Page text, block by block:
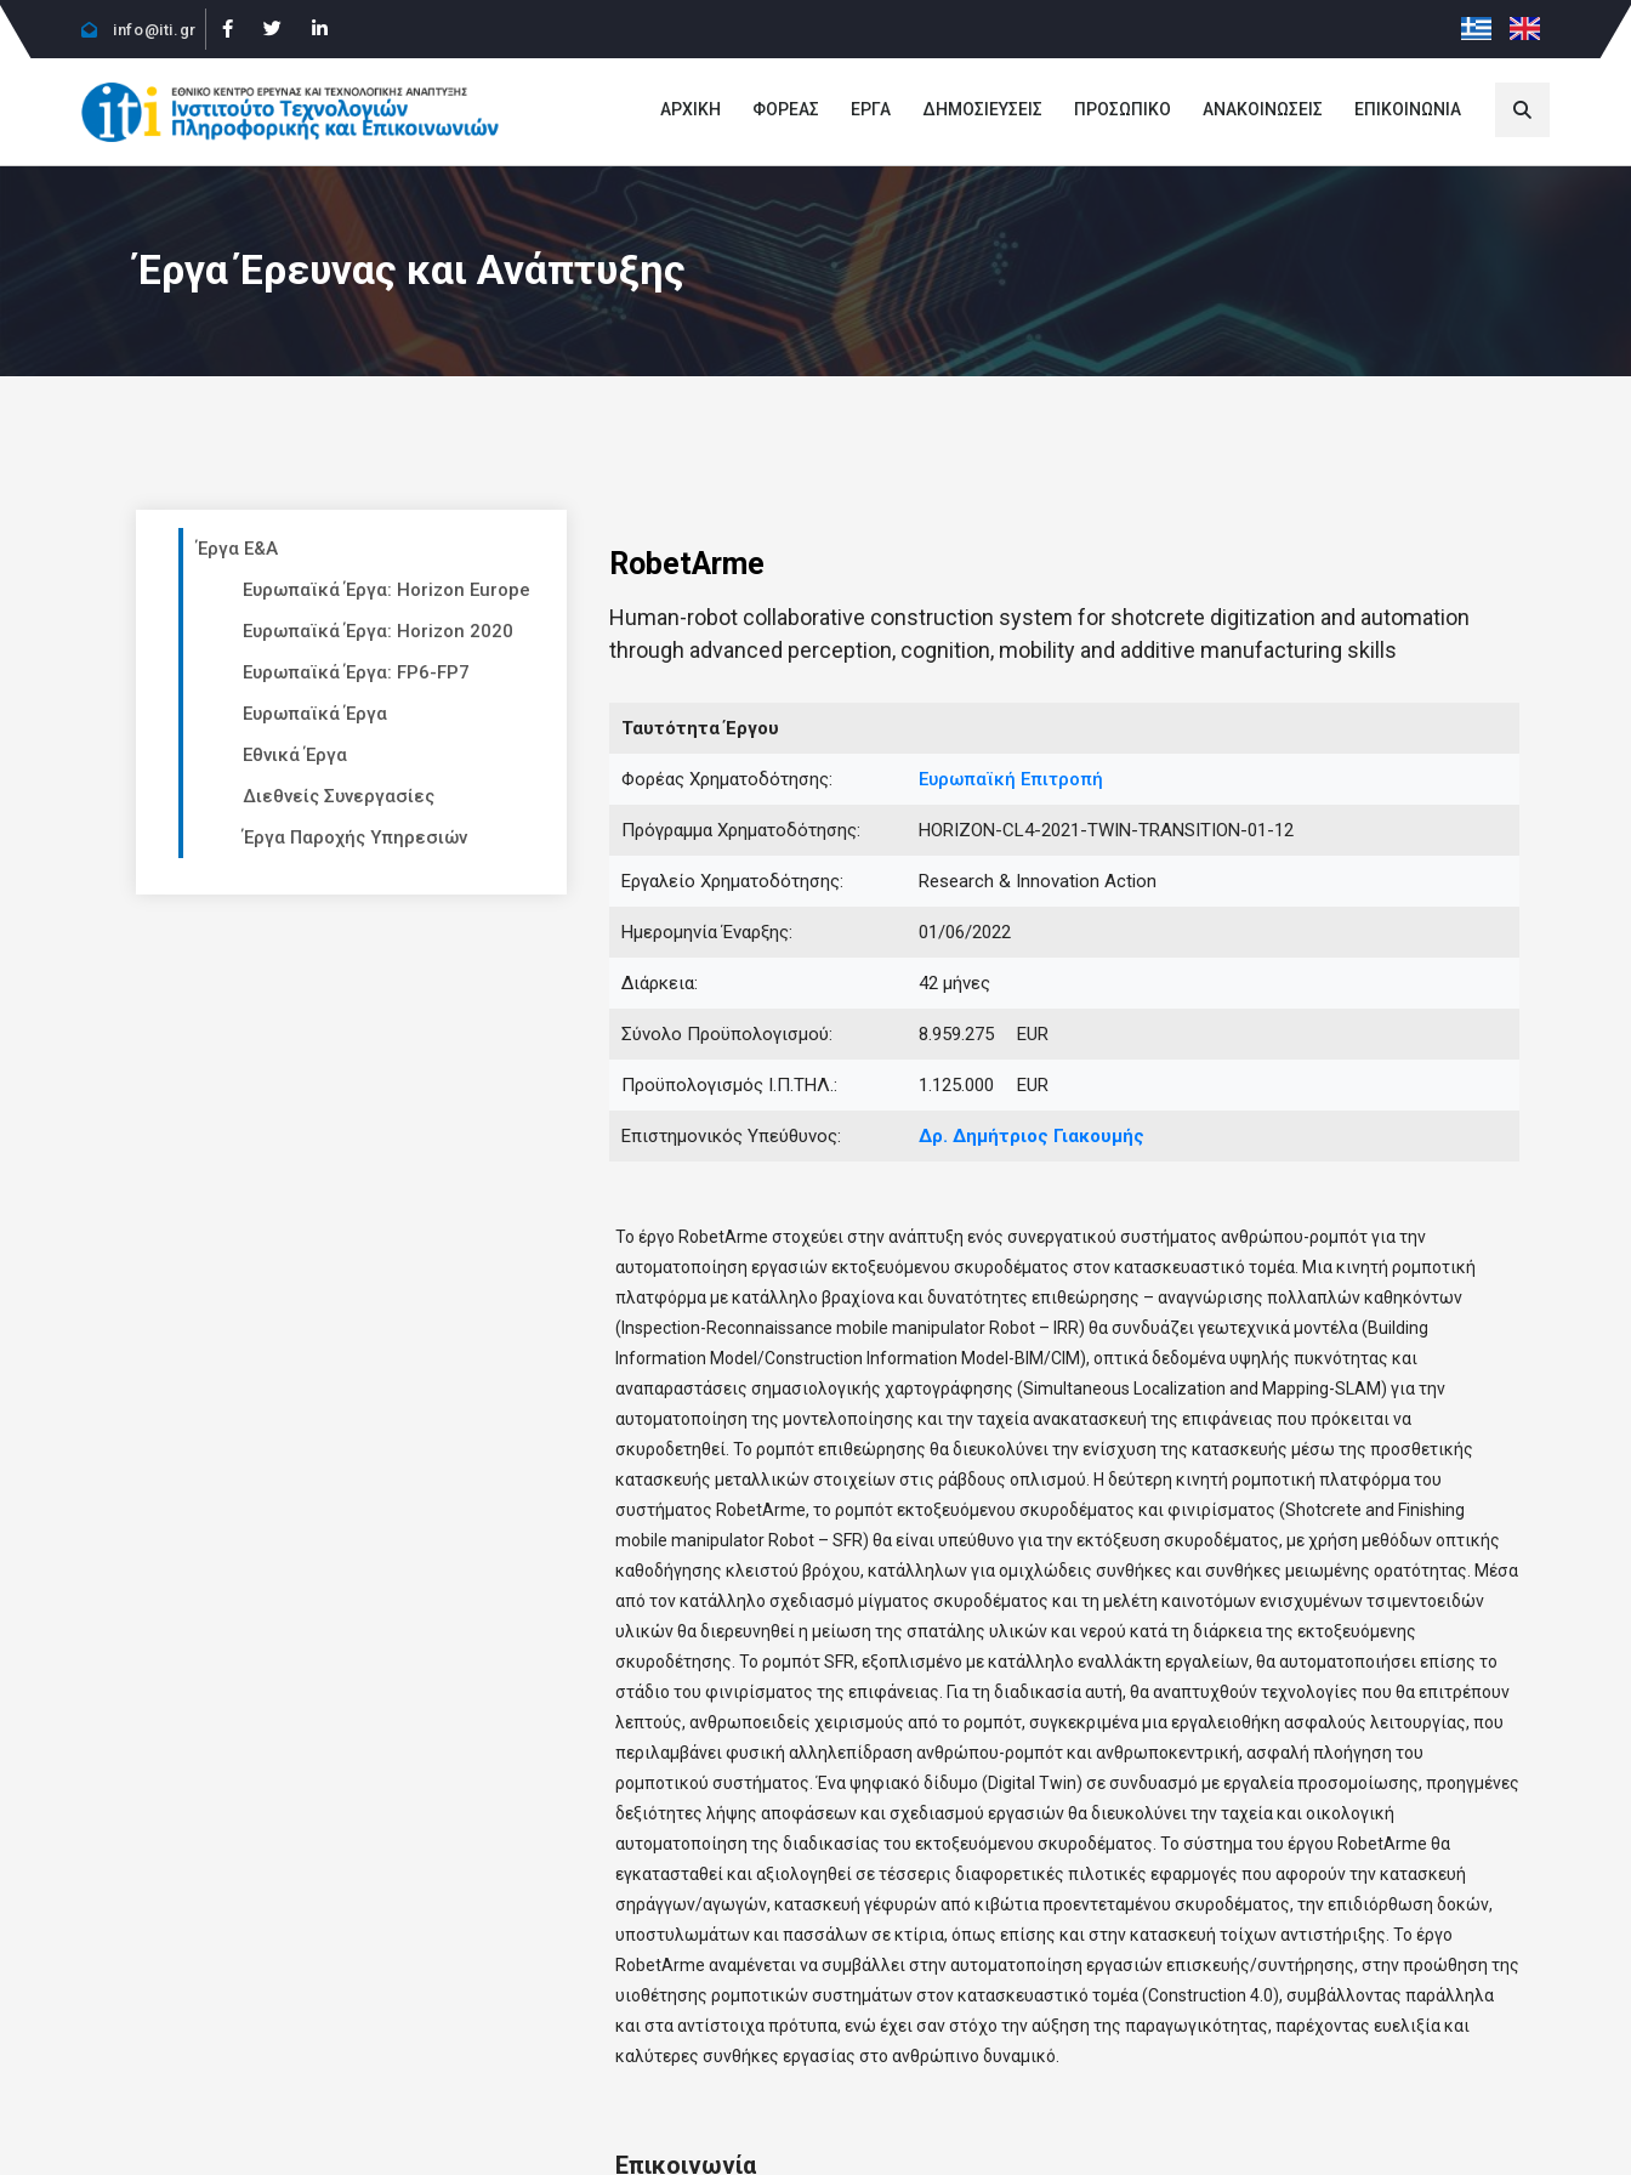
info@iti.gr
ΑΡΧΙΚΗ ΦΟΡΕΑΣ ΕΡΓΑ ΔΗΜΟΣΙΕΥΣΕΙΣ ΠΡΟΣΩΠΙΚΟ ΑΝΑΚΟΙΝΩΣΕΙΣ ΕΠΙΚΟΙΝΩΝΙΑ
Έργα Έρευνας και Ανάπτυξης
Έργα Ε&Α
Ευρωπαϊκά Έργα: Horizon Europe
Ευρωπαϊκά Έργα: Horizon 2020
Ευρωπαϊκά Έργα: FP6-FP7
Ευρωπαϊκά Έργα
Εθνικά Έργα
Διεθνείς Συνεργασίες
Έργα Παροχής Υπηρεσιών
RobetArme
Human-robot collaborative construction system for shotcrete digitization and automation
through advanced perception, cognition, mobility and additive manufacturing skills
Ταυτότητα Έργου
Φορέας Χρηματοδότησης: Ευρωπαϊκή Επιτροπή
Πρόγραμμα Χρηματοδότησης: HORIZON-CL4-2021-TWIN-TRANSITION-01-12
Εργαλείο Χρηματοδότησης: Research & Innovation Action
Ημερομηνία Έναρξης: 01/06/2022
Διάρκεια: 42 μήνες
Σύνολο Προϋπολογισμού: 8.959.275 EUR
Προϋπολογισμός Ι.Π.ΤΗΛ.: 1.125.000 EUR
Επιστημονικός Υπεύθυνος: Δρ. Δημήτριος Γιακουμής
Το έργο RobetArme στοχεύει στην ανάπτυξη ενός συνεργατικού συστήματος ανθρώπου-ρομπότ για την
αυτοματοποίηση εργασιών εκτοξευόμενου σκυροδέματος στον κατασκευαστικό τομέα. Μια κινητή ρομποτική
πλατφόρμα με κατάλληλο βραχίονα και δυνατότητες επιθεώρησης – αναγνώρισης πολλαπλών καθηκόντων
(Inspection-Reconnaissance mobile manipulator Robot – IRR) θα συνδυάζει γεωτεχνικά μοντέλα (Building
Information Model/Construction Information Model-BIM/CIM), οπτικά δεδομένα υψηλής πυκνότητας και
αναπαραστάσεις σημασιολογικής χαρτογράφησης (Simultaneous Localization and Mapping-SLAM) για την
αυτοματοποίηση της μοντελοποίησης και την ταχεία ανακατασκευή της επιφάνειας που πρόκειται να
σκυροδετηθεί. Το ρομπότ επιθεώρησης θα διευκολύνει την ενίσχυση της κατασκευής μέσω της προσθετικής
κατασκευής μεταλλικών στοιχείων στις ράβδους οπλισμού. Η δεύτερη κινητή ρομποτική πλατφόρμα του
συστήματος RobetArme, το ρομπότ εκτοξευόμενου σκυροδέματος και φινιρίσματος (Shotcrete and Finishing
mobile manipulator Robot – SFR) θα είναι υπεύθυνο για την εκτόξευση σκυροδέματος, με χρήση μεθόδων οπτικής
καθοδήγησης κλειστού βρόχου, κατάλληλων για ομιχλώδεις συνθήκες και συνθήκες μειωμένης ορατότητας. Μέσα
από τον κατάλληλο σχεδιασμό μίγματος σκυροδέματος και τη μελέτη καινοτόμων ενισχυμένων τσιμεντοειδών
υλικών θα διερευνηθεί η μείωση της σπατάλης υλικών και νερού κατά τη διάρκεια της εκτοξευόμενης
σκυροδέτησης. Το ρομπότ SFR, εξοπλισμένο με κατάλληλο εναλλάκτη εργαλείων, θα αυτοματοποιήσει επίσης το
στάδιο του φινιρίσματος της επιφάνειας. Για τη διαδικασία αυτή, θα αναπτυχθούν τεχνολογίες που θα επιτρέπουν
λεπτούς, ανθρωποειδείς χειρισμούς από το ρομπότ, συγκεκριμένα μια εργαλειοθήκη ασφαλούς λειτουργίας, που
περιλαμβάνει φυσική αλληλεπίδραση ανθρώπου-ρομπότ και ανθρωποκεντρική, ασφαλή πλοήγηση του
ρομποτικού συστήματος. Ένα ψηφιακό δίδυμο (Digital Twin) σε συνδυασμό με εργαλεία προσομοίωσης, προηγμένες
δεξιότητες λήψης αποφάσεων και σχεδιασμού εργασιών θα διευκολύνει την ταχεία και οικολογική
αυτοματοποίηση της διαδικασίας του εκτοξευόμενου σκυροδέματος. Το σύστημα του έργου RobetArme θα
εγκατασταθεί και αξιολογηθεί σε τέσσερις διαφορετικές πιλοτικές εφαρμογές που αφορούν την κατασκευή
σηράγγων/αγωγών, κατασκευή γέφυρών από κιβώτια προεντεταμένου σκυροδέματος, την επιδιόρθωση δοκών,
υποστυλωμάτων και πασσάλων σε κτίρια, όπως επίσης και στην κατασκευή τοίχων αντιστήριξης. Το έργο
RobetArme αναμένεται να συμβάλλει στην αυτοματοποίηση εργασιών επισκευής/συντήρησης, στην προώθηση της
υιοθέτησης ρομποτικών συστημάτων στον κατασκευαστικό τομέα (Construction 4.0), συμβάλλοντας παράλληλα
και στα αντίστοιχα πρότυπα, ενώ έχει σαν στόχο την αύξηση της παραγωγικότητας, παρέχοντας ευελιξία και
καλύτερες συνθήκες εργασίας στο ανθρώπινο δυναμικό.
Επικοινωνία